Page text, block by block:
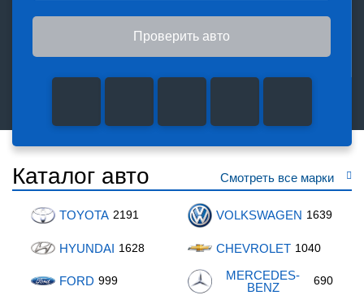
Проверить авто
Каталог авто Смотреть все марки
TOYOTA 2191 VOLKSWAGEN 1639
HYUNDAI 1628 CHEVROLET 1040
FORD 999
MERCEDES-
BENZ
690